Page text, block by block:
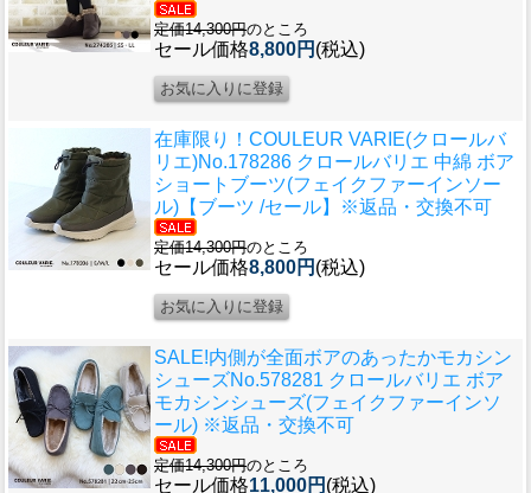
定価14,300円のところ
セール価格8,800円 (税込)
在庫限り！ COULEUR VARIE(クロールバ
リエ)No.178286 クロールバリエ 中綿 ボア
ショートブーツ(フェイクファーインソー
ル)【ブーツ /セール】※返品・交換不可
定価14,300円のところ
セール価格8,800円 (税込)
SALE!内側が全面ボアのあったかモカシン
シューズNo.578281 クロールバリエ ボア
モカシンシューズ(フェイクファーインソ
ール) ※返品・交換不可
定価14,300円のところ
セール価格11,000円 (税込)